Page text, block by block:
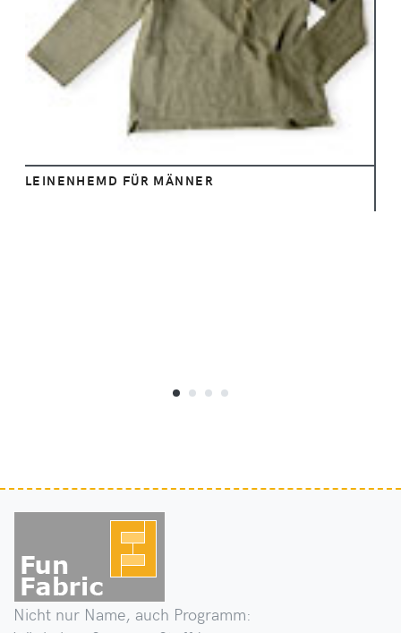
Ansehen
LEINENHEMD FÜR MÄNNER
Nicht nur Name, auch Programm: